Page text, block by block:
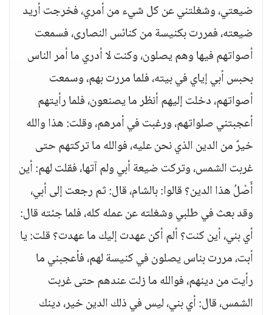
ضيعتي، وشغلتني عن كل شيء من أمري، فخرجت أريد
ضيعته، فمررت بكنيسة من كنائس النصارى، فسمعت
أصواتهم فيها وهم يصلون، وكنت لا أدري ما أمر الناس
بحبس أبي إياي في بيته، فلما مررت بهم، وسمعت
أصواتهم، دخلت إليهم أنظر ما يصنعون، فلما رأيتهم
أعجبتني صلواتهم، ورغبت في أمرهم، وقلت: هذا والله
خيرٌ من الدين الذي نحن عليه، فوالله ما تركتهم حتى
غربت الشمس، وتركت ضيعة أبي ولم آتها، فقلت لهم: أين
أَصْلُ هذا الدين؟ قالوا: بالشام، قال: ثم رجعت إلى أبي،
وقد بعث في طلبي وشغلته عن عمله كله، فلما جئته قال:
أي بني، أين كنت؟ ألم أكن عهدت إليك ما عهدت؟ قلت: يا
أبت، مررت بناس يصلون في كنيسة لهم، فأعجبني ما
رأيت من دينهم، فوالله ما زلت عندهم حتى غربت
الشمس، قال: أي بني، ليس في ذلك الدين خير، دينك